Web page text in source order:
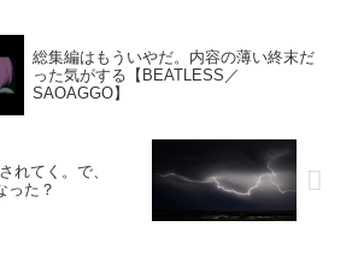
総集編はもういやだ。内容の薄い終末だ
った気がする【BEATLESS／
SAOAGGO】
れてく。で、
った？